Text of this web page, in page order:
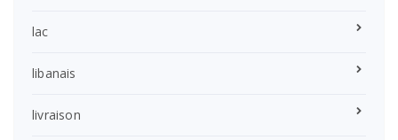
lac
libanais
livraison